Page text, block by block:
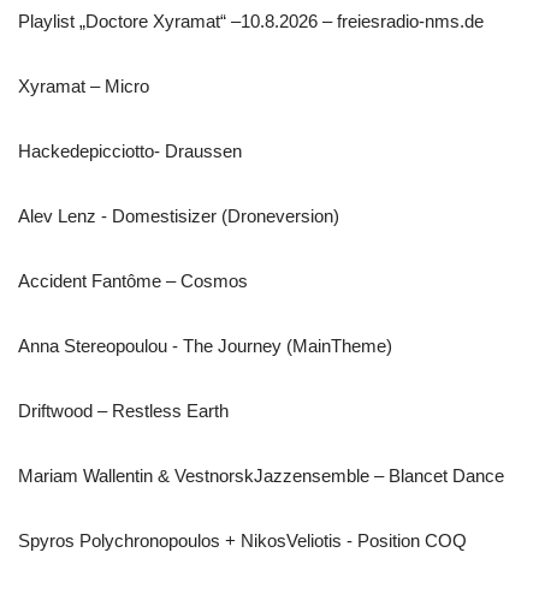
Playlist „Doctore Xyramat“ –10.8.2026 – freiesradio-nms.de
Xyramat – Micro
Hackedepicciotto- Draussen
Alev Lenz - Domestisizer (Droneversion)
Accident Fantôme – Cosmos
Anna Stereopoulou - The Journey (MainTheme)
Driftwood – Restless Earth
Mariam Wallentin & VestnorskJazzensemble – Blancet Dance
Spyros Polychronopoulos + NikosVeliotis - Position COQ